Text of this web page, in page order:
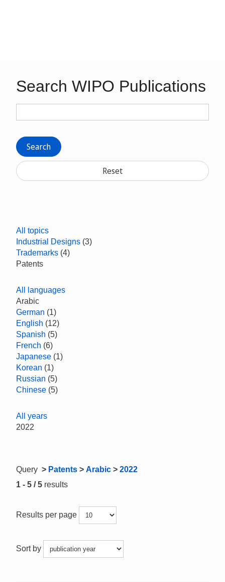
Search WIPO Publications
Search
Reset
All topics
Industrial Designs (3)
Trademarks (4)
Patents
All languages
Arabic
German (1)
English (12)
Spanish (5)
French (6)
Japanese (1)
Korean (1)
Russian (5)
Chinese (5)
All years
2022
Query > Patents > Arabic > 2022
1 - 5 / 5 results
Results per page
Sort by